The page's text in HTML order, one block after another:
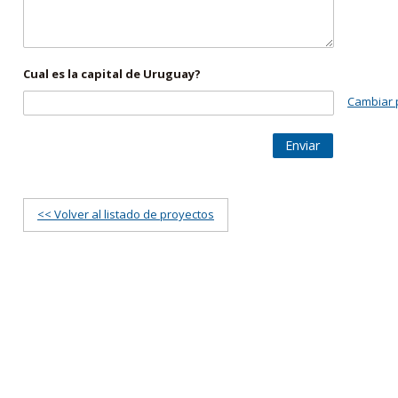
Cual es la capital de Uruguay?
Cambiar
Enviar
<< Volver al listado de proyectos